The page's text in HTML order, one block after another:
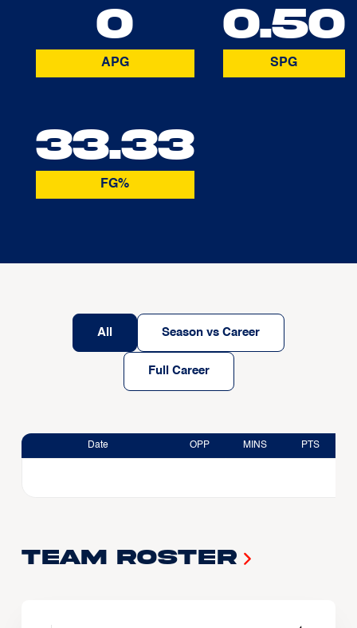
0
APG
0.50
SPG
33.33
FG%
All Season vs Career
Full Career
Date OPP MINS PTS
Team Roster